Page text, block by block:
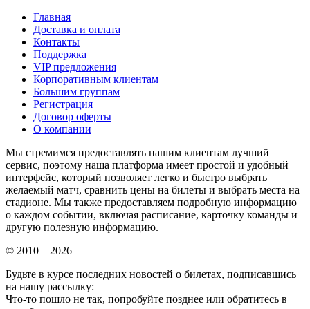
Главная
Доставка и оплата
Контакты
Поддержка
VIP предложения
Корпоративным клиентам
Большим группам
Регистрация
Договор оферты
О компании
Мы стремимся предоставлять нашим клиентам лучший
сервис, поэтому наша платформа имеет простой и удобный
интерфейс, который позволяет легко и быстро выбрать
желаемый матч, сравнить цены на билеты и выбрать места на
стадионе. Мы также предоставляем подробную информацию
о каждом событии, включая расписание, карточку команды и
другую полезную информацию.
© 2010—2026
Будьте в курсе последних новостей о билетах, подписавшись
на нашу рассылку:
Что-то пошло не так, попробуйте позднее или обратитесь в